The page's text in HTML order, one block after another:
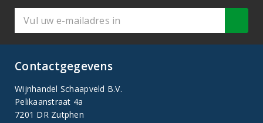
Contactgegevens
Wijnhandel Schaapveld B.V.
Pelikaanstraat 4a
7201 DR Zutphen